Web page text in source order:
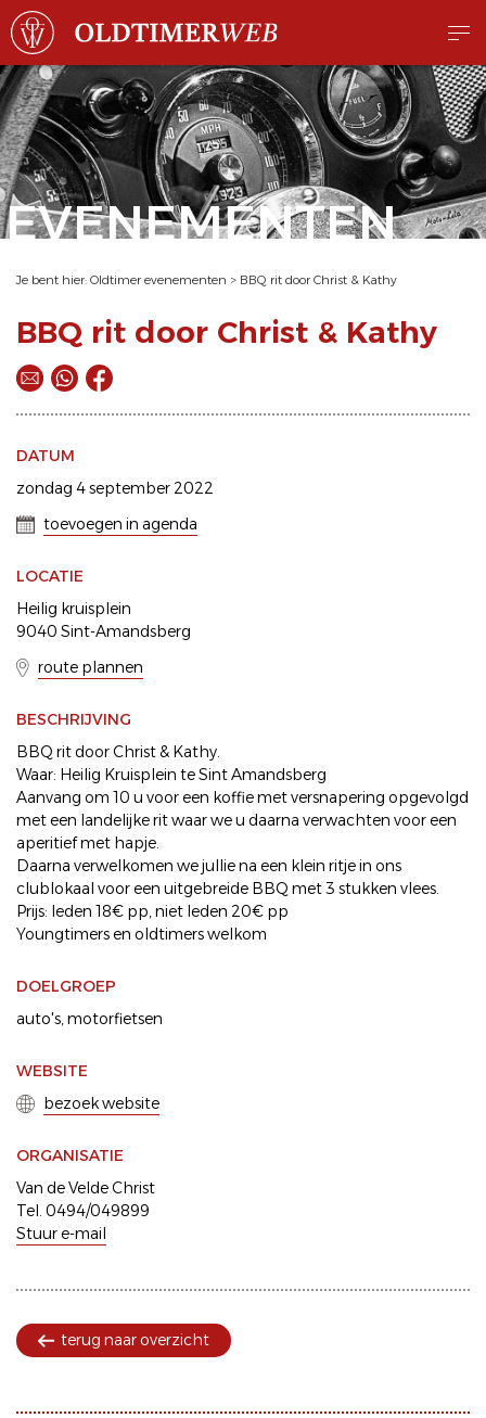
EVENEMENTEN
Je bent hier: Oldtimer evenementen > BBQ rit door Christ & Kathy
BBQ rit door Christ & Kathy
DATUM
zondag 4 september 2022
toevoegen in agenda
LOCATIE
Heilig kruisplein
9040 Sint-Amandsberg
route plannen
BESCHRIJVING
BBQ rit door Christ & Kathy.
Waar: Heilig Kruisplein te Sint Amandsberg
Aanvang om 10 u voor een koffie met versnapering opgevolgd
met een landelijke rit waar we u daarna verwachten voor een
aperitief met hapje.
Daarna verwelkomen we jullie na een klein ritje in ons
clublokaal voor een uitgebreide BBQ met 3 stukken vlees.
Prijs: leden 18€ pp, niet leden 20€ pp
Youngtimers en oldtimers welkom
DOELGROEP
auto's motorfietsen
WEBSITE
bezoek website
ORGANISATIE
Van de Velde Christ
Tel. 0494/049899
Stuur e-mail
terug naar overzicht